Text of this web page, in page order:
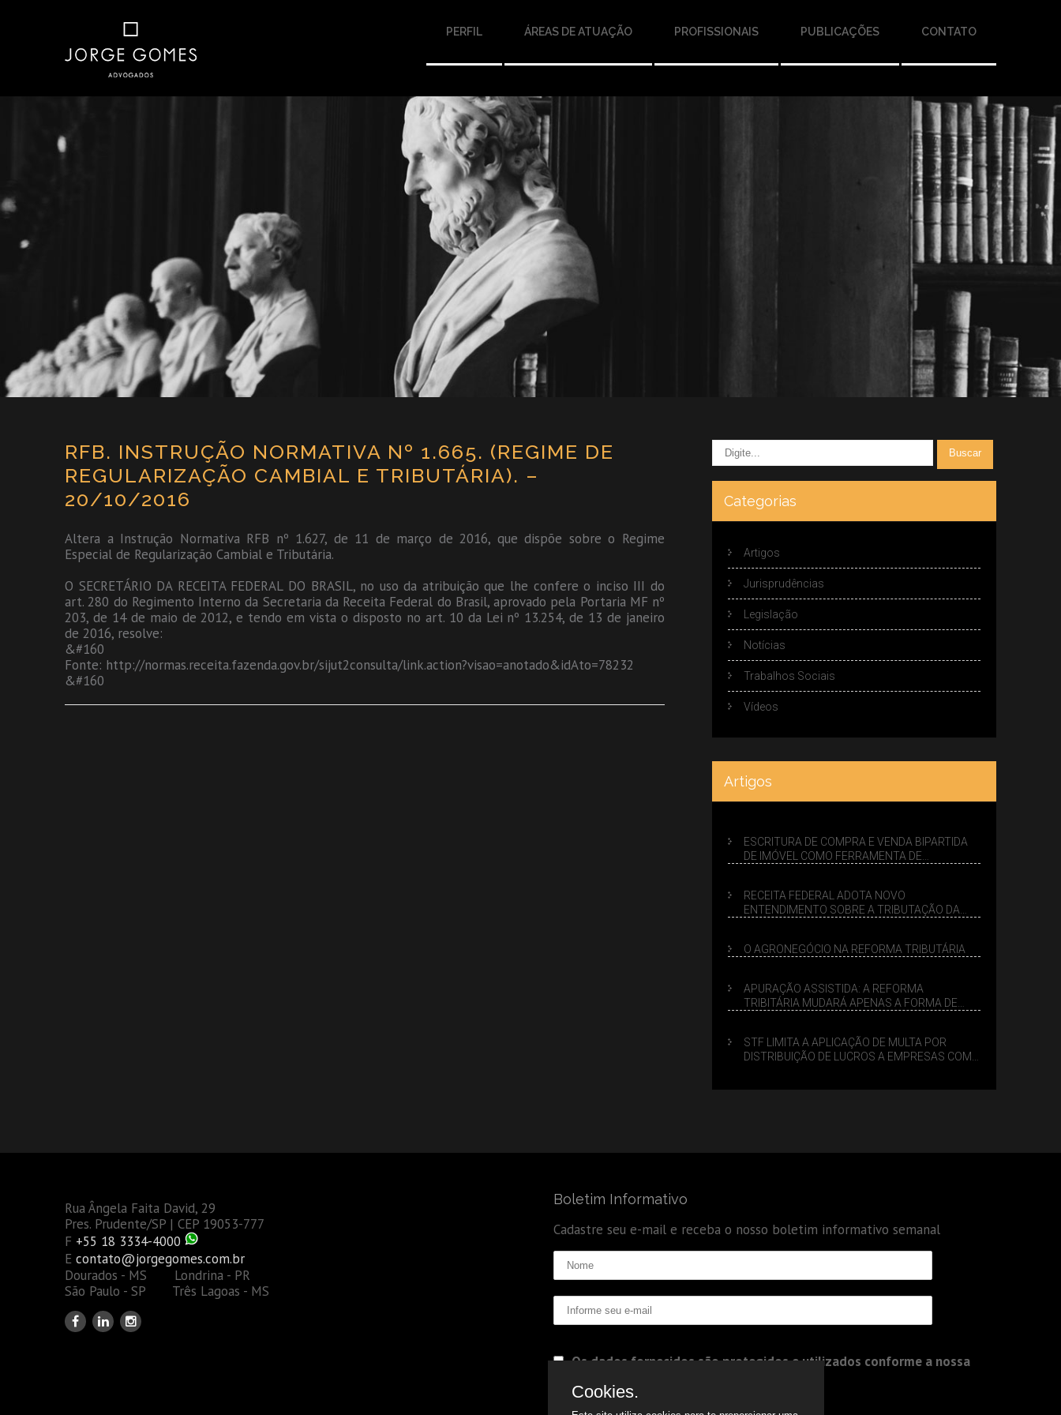
PERFIL ÁREAS DE ATUAÇÃO PROFISSIONAIS PUBLICAÇÕES CONTATO
RFB. INSTRUÇÃO NORMATIVA Nº 1.665. (REGIME DE
REGULARIZAÇÃO CAMBIAL E TRIBUTÁRIA). –
20/10/2016
Altera a Instrução Normativa RFB nº 1.627, de 11 de março de 2016, que dispõe sobre o Regime
Especial de Regularização Cambial e Tributária.
O SECRETÁRIO DA RECEITA FEDERAL DO BRASIL, no uso da atribuição que lhe confere o inciso III do
art. 280 do Regimento Interno da Secretaria da Receita Federal do Brasil, aprovado pela Portaria MF nº
203, de 14 de maio de 2012, e tendo em vista o disposto no art. 10 da Lei nº 13.254, de 13 de janeiro
de 2016, resolve:
&#160
Fonte: http://normas.receita.fazenda.gov.br/sijut2consulta/link.action?visao=anotado&idAto=78232
&#160
Categorias
Artigos
Jurisprudências
Legislação
Notícias
Trabalhos Sociais
Vídeos
Artigos
ESCRITURA DE COMPRA E VENDA BIPARTIDA
DE IMÓVEL COMO FERRAMENTA DE
RECEITA FEDERAL ADOTA NOVO
ENTENDIMENTO SOBRE A TRIBUTAÇÃO DA
O AGRONEGÓCIO NA REFORMA TRIBUTÁRIA
APURAÇÃO ASSISTIDA: A REFORMA
TRIBITÁRIA MUDARÁ APENAS A FORMA DE
STF LIMITA A APLICAÇÃO DE MULTA POR
DISTRIBUIÇÃO DE LUCROS A EMPRESAS COM
Rua Ângela Faita David, 29
Pres. Prudente/SP | CEP 19053-777
F +55 18 3334-4000
E contato@jorgegomes.com.br
Dourados - MS Londrina - PR
São Paulo - SP Três Lagoas - MS
Boletim Informativo
Cadastre seu e-mail e receba o nosso boletim informativo semanal
Os dados fornecidos são protegidos e utilizados conforme a nossa
Cookies.